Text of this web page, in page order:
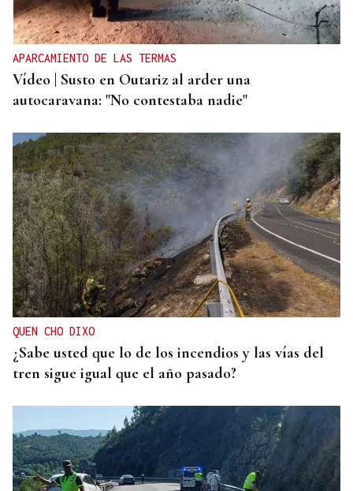
APARCAMIENTO DE LAS TERMAS
Vídeo | Susto en Outariz al arder una
autocaravana: "No contestaba nadie"
QUEN CHO DIXO
¿Sabe usted que lo de los incendios y las vías del
tren sigue igual que el año pasado?